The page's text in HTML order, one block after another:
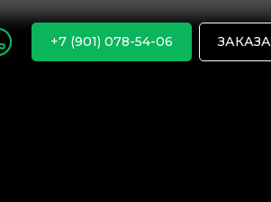
+7 (901) 078-54-06